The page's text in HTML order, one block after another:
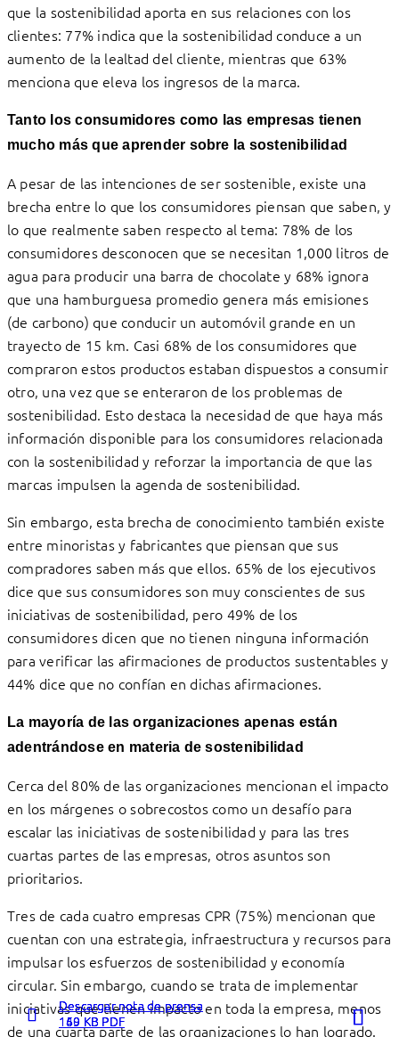
que la sostenibilidad aporta en sus relaciones con los
clientes: 77% indica que la sostenibilidad conduce a un
aumento de la lealtad del cliente, mientras que 63%
menciona que eleva los ingresos de la marca.
Tanto los consumidores como las empresas tienen
mucho más que aprender sobre la sostenibilidad
A pesar de las intenciones de ser sostenible, existe una
brecha entre lo que los consumidores piensan que saben, y
lo que realmente saben respecto al tema: 78% de los
consumidores desconocen que se necesitan 1,000 litros de
agua para producir una barra de chocolate y 68% ignora
que una hamburguesa promedio genera más emisiones
(de carbono) que conducir un automóvil grande en un
trayecto de 15 km. Casi 68% de los consumidores que
compraron estos productos estaban dispuestos a consumir
otro, una vez que se enteraron de los problemas de
sostenibilidad. Esto destaca la necesidad de que haya más
información disponible para los consumidores relacionada
con la sostenibilidad y reforzar la importancia de que las
marcas impulsen la agenda de sostenibilidad.
Sin embargo, esta brecha de conocimiento también existe
entre minoristas y fabricantes que piensan que sus
compradores saben más que ellos. 65% de los ejecutivos
dice que sus consumidores son muy conscientes de sus
iniciativas de sostenibilidad, pero 49% de los
consumidores dicen que no tienen ninguna información
para verificar las afirmaciones de productos sustentables y
44% dice que no confían en dichas afirmaciones.
La mayoría de las organizaciones apenas están
adentrándose en materia de sostenibilidad
Cerca del 80% de las organizaciones mencionan el impacto
en los márgenes o sobrecostos como un desafío para
escalar las iniciativas de sostenibilidad y para las tres
cuartas partes de las empresas, otros asuntos son
prioritarios.
Tres de cada cuatro empresas CPR (75%) mencionan que
cuentan con una estrategia, infraestructura y recursos para
impulsar los esfuerzos de sostenibilidad y economía
circular. Sin embargo, cuando se trata de implementar
iniciativas que tienen impacto en toda la empresa, menos
de una cuarta parte de las organizaciones lo han logrado.
Descargar nota de prensa
140 KB PDF
Descargar nota de prensa
159 KB PDF
Descargar nota de prensa
169 KB PDF